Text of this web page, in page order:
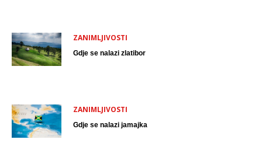
ZANIMLJIVOSTI
Gdje se nalazi zlatibor
ZANIMLJIVOSTI
Gdje se nalazi jamajka